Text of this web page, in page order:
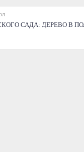
САДА: ДЕРЕВО В